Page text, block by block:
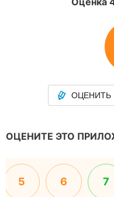
ОЦЕНИТЬ
ОЦЕНИТЕ ЭТО
5 6 7